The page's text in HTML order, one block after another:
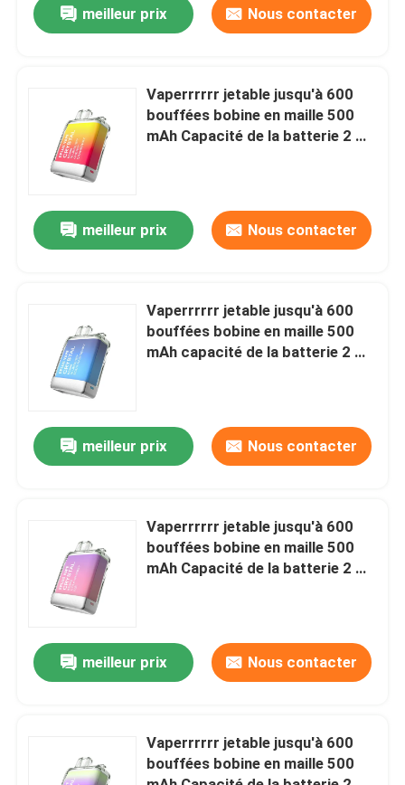
Vidéos
A propos de nous
Contrôle de la qualité
Contact
Demande de soumission
ELFBAR Vaperrrrrrur
meilleur prix Nous contacter
Vaperrrrrr jetable jusqu'à 600
bouffées bobine en maille 500
mAh Capacité de la batterie 2 ml
meilleur prix Nous contacter
Vaperrrrrr jetable jusqu'à 600
bouffées bobine en maille 500
mAh capacité de la batterie 2 ml
meilleur prix Nous contacter
Vaperrrrrr jetable jusqu'à 600
bouffées bobine en maille 500
mAh Capacité de la batterie 2 ml
meilleur prix Nous contacter
Vaperrrrrr jetable jusqu'à 600
bouffées bobine en maille 500